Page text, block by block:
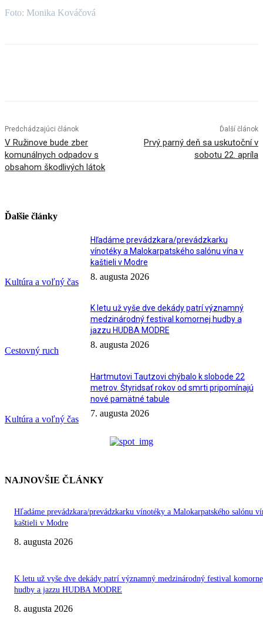
Foto: Monika Kováčová
Predchádzajúci článok
V Ružinove bude zber
komunálnych odpadov s
obsahom škodlivých látok
Ďalší článok
Prvý parný deň sa uskutoční v
sobotu 22. apríla
Ďalšie články
Kultúra a voľný čas
Hľadáme prevádzkara/prevádzkarku
vínotéky a Malokarpatského salónu vína v
kaštieli v Modre
8. augusta 2026
Cestovný ruch
K letu už vyše dve dekády patrí významný
medzinárodný festival komornej hudby a
jazzu HUDBA MODRE
8. augusta 2026
Kultúra a voľný čas
Hartmutovi Tautzovi chýbalo k slobode 22
metrov. Štyridsať rokov od smrti pripomínajú
nové pamätné tabule
7. augusta 2026
NAJNOVŠIE ČLÁNKY
Hľadáme prevádzkara/prevádzkarku vínotéky a Malokarpatského salónu
kaštieli v Modre
8. augusta 2026
K letu už vyše dve dekády patrí významný medzinárodný festival
hudby a jazzu HUDBA MODRE
8. augusta 2026